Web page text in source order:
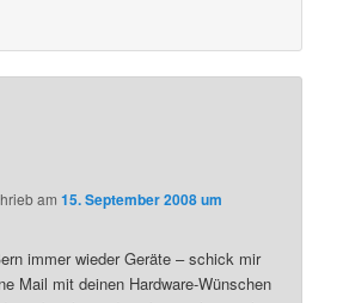
am15. September 2008 um
immer wieder Geräte – schick mir
Mail mit deinen Hardware-Wünschen